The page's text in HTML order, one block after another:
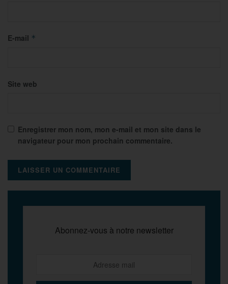
E-mail *
Site web
Enregistrer mon nom, mon e-mail et mon site dans le
navigateur pour mon prochain commentaire.
Abonnez-vous à notre newsletter